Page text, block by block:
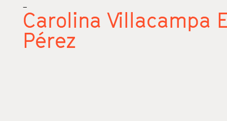
_
Carolina Villacampa
Pérez